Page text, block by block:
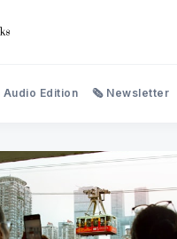
Audio Edition 🗞️ Newsletter